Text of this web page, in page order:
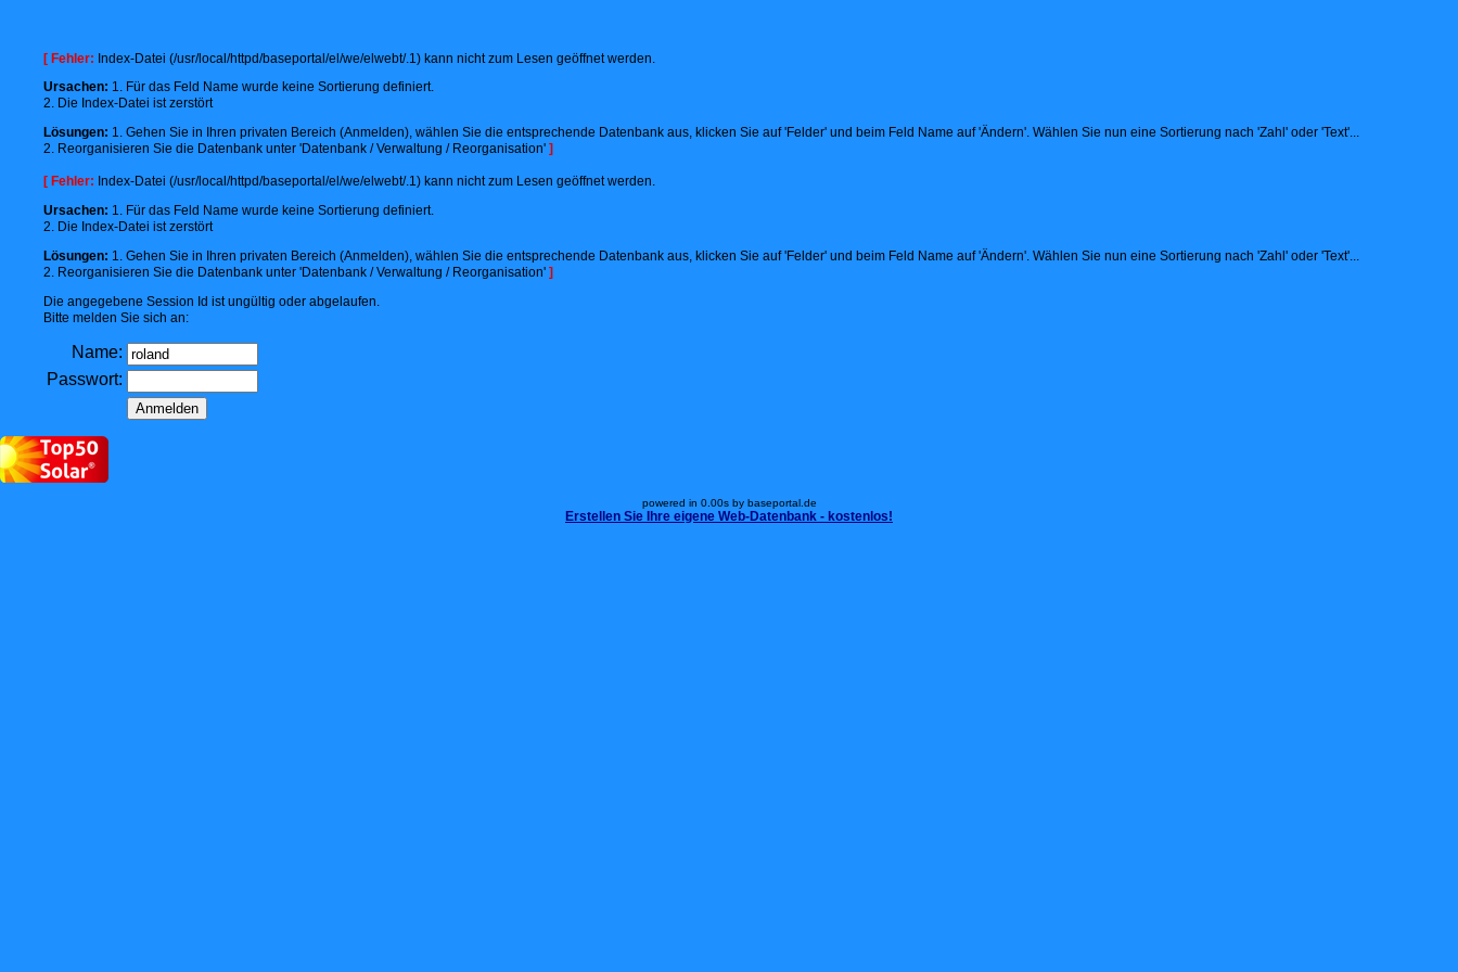
[ Fehler: Index-Datei (/usr/local/httpd/baseportal/el/we/elwebt/.1) kann nicht zum Lesen geöffnet werden.
Ursachen: 1. Für das Feld Name wurde keine Sortierung definiert.
2. Die Index-Datei ist zerstört
Lösungen: 1. Gehen Sie in Ihren privaten Bereich (Anmelden), wählen Sie die entsprechende Datenbank aus, klicken Sie auf 'Felder' und beim Feld Name auf 'Ändern'. Wählen Sie nun eine Sortierung nach 'Zahl' oder 'Text'...
2. Reorganisieren Sie die Datenbank unter 'Datenbank / Verwaltung / Reorganisation' ]
[ Fehler: Index-Datei (/usr/local/httpd/baseportal/el/we/elwebt/.1) kann nicht zum Lesen geöffnet werden.
Ursachen: 1. Für das Feld Name wurde keine Sortierung definiert.
2. Die Index-Datei ist zerstört
Lösungen: 1. Gehen Sie in Ihren privaten Bereich (Anmelden), wählen Sie die entsprechende Datenbank aus, klicken Sie auf 'Felder' und beim Feld Name auf 'Ändern'. Wählen Sie nun eine Sortierung nach 'Zahl' oder 'Text'...
2. Reorganisieren Sie die Datenbank unter 'Datenbank / Verwaltung / Reorganisation' ]
Die angegebene Session Id ist ungültig oder abgelaufen.
Bitte melden Sie sich an:
Name:
Passwort:
powered in 0.00s by baseportal.de
Erstellen Sie Ihre eigene Web-Datenbank - kostenlos!